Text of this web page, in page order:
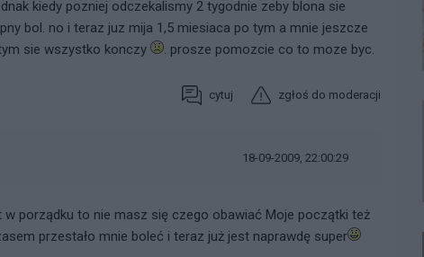
kiedy pozniej odczekalismy 2 tygodnie zeby blona sie
bol. no i teraz juz mija 1,5 miesiaca po tym a mnie jeszcze
sie wszystko konczy
. prosze pomozcie co to moze byc.
cytuj zgłoś do moderacji
18-09-2009, 22:00:29
porządku to nie masz się czego obawiać Moje początki też
przestało mnie boleć i teraz już jest naprawdę super